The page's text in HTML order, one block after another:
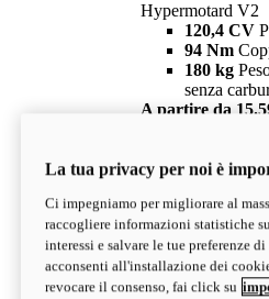
Hypermotard V2
120,4 CV
94 Nm
180 kg
senza
A partire da
V2 SP
Hypermotard V2
120,4 CV
94 Nm
177 kg
senza
La tua privacy per noi è
Ci impegniamo per migliorare al
raccogliere informazioni statistiche
interessi e salvare le tue preferenze
acconsenti all'installazione dei
revocare il consenso, fai click su